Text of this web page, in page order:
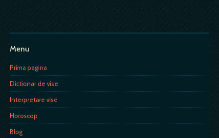
Menu
Prima pagina
Dictionar de vise
Interpretare vise
Horoscop
Blog